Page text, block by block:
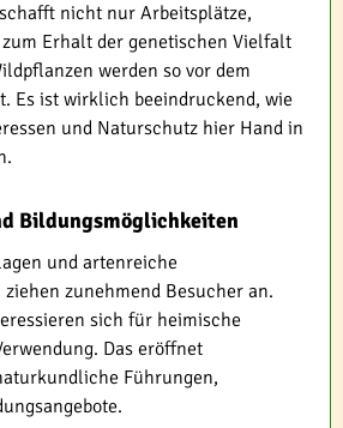
nicht nur Arbeitsplätze,
Erhalt der genetischen Vielfalt
werden so vor dem
Es ist wirklich beeindruckend, wie
und Naturschutz hier Hand in
Bildungsmöglichkeiten
und artenreiche
zunehmend Besucher an.
sich für heimische
Das eröffnet
Führungen,